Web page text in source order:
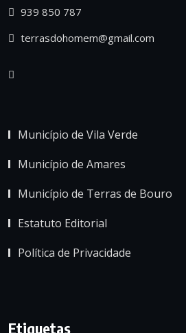
939 850 787
terrasdohomem@gmail.com
Município de Vila Verde
Município de Amares
Município de Terras de Bouro
Estatuto Editorial
Política de Privacidade
Etiquetas